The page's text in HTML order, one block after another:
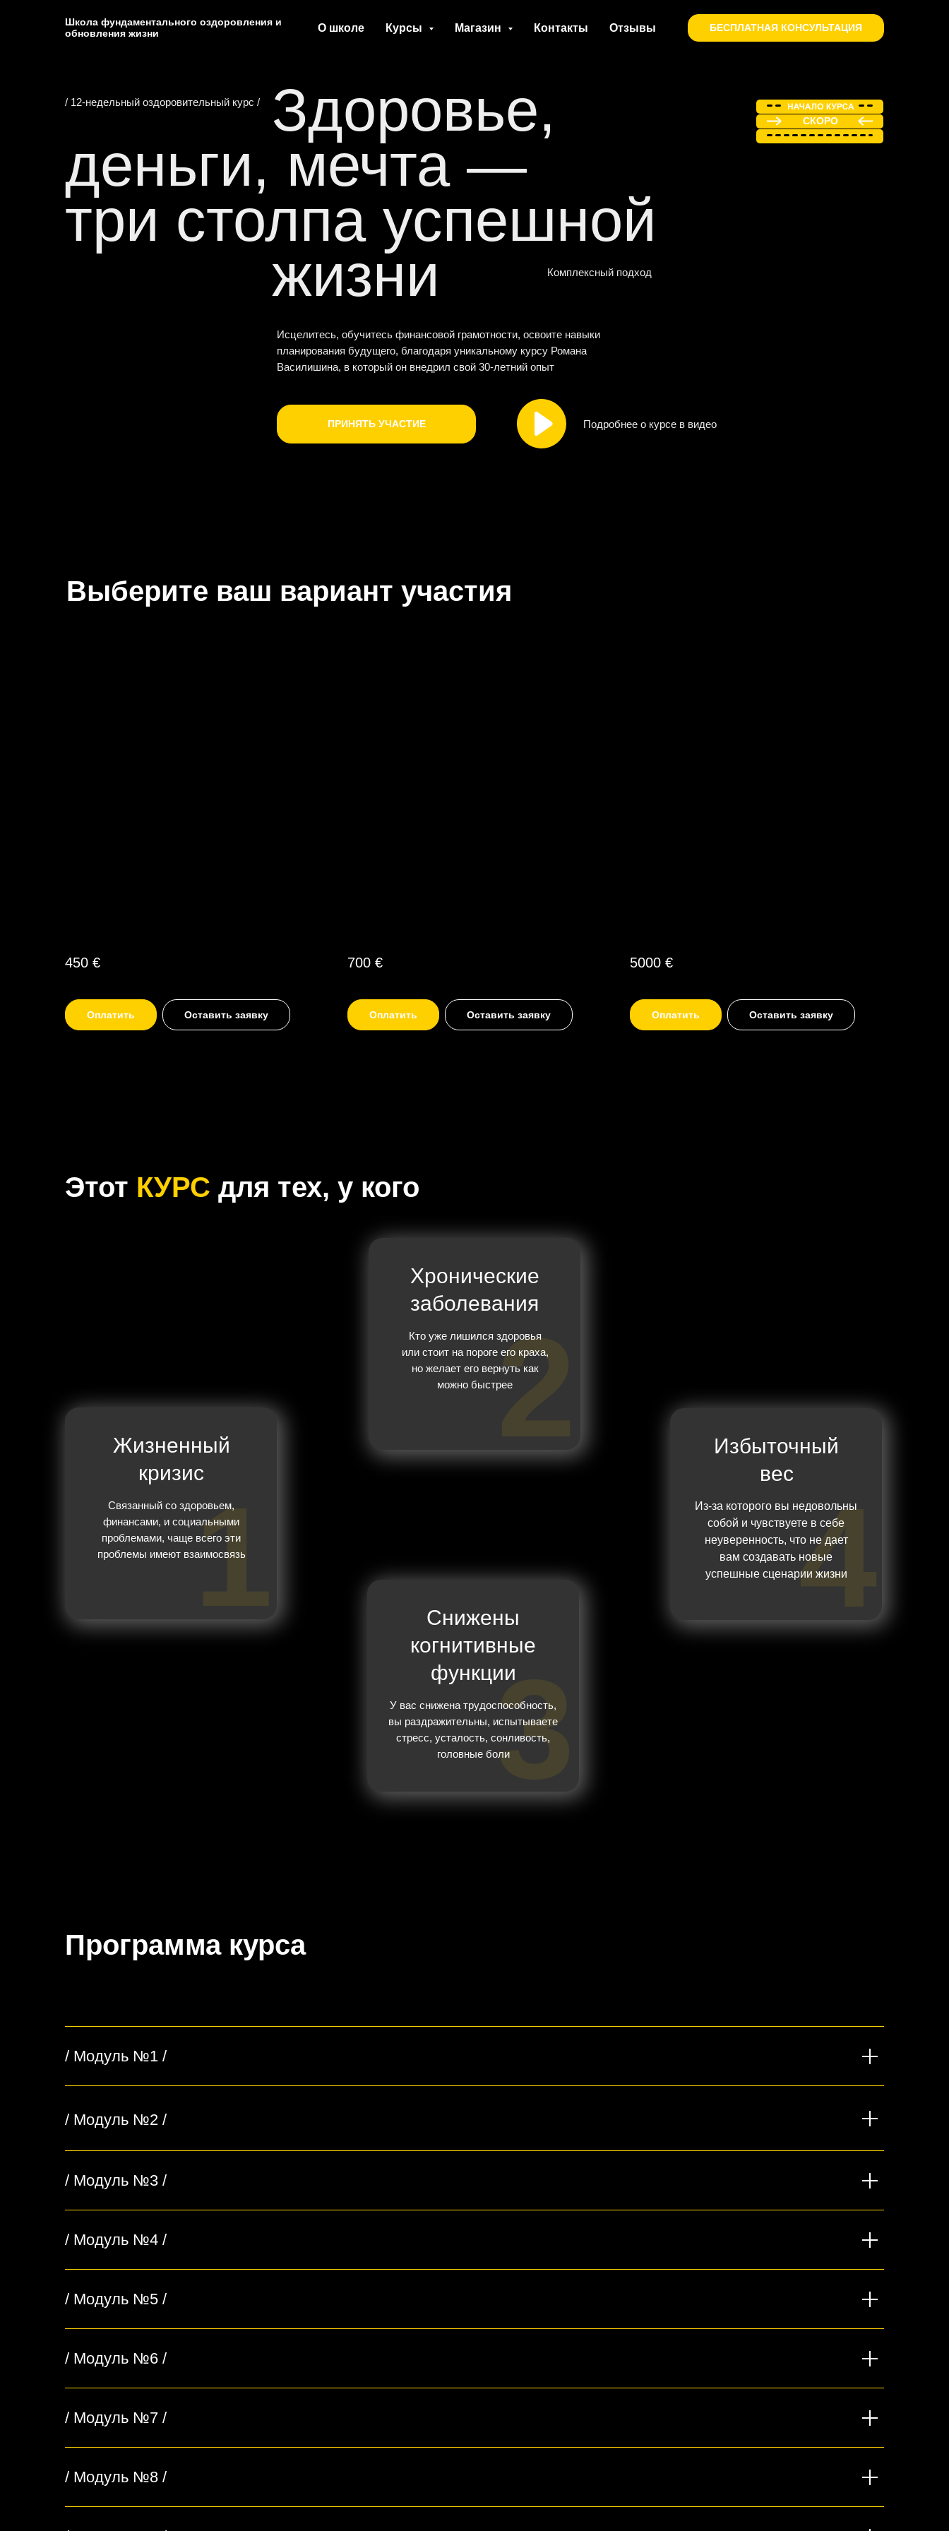
Школа фундаментального оздоровления и
обновления жизни
О школе Курсы Магазин Контакты Отзывы БЕСПЛАТНАЯ КОНСУЛЬТАЦИЯ
/ 12-недельный оздоровительный курс /
Здоровье,
деньги, мечта —
Исцелитесь, обучитесь финансовой грамотности, освоите навыки
планирования будущего, благодаря уникальному курсу Романа
Василишина, в который он внедрил свой 30-летний опыт
ПРИНЯТЬ УЧАСТИЕ
три столпа успешной
жизни
Комплексный подход
Подробнее о курсе в видео
СКОРО
Выберите ваш вариант участия
450 €
Оплатить Оставить заявку
700 €
Оплатить Оставить заявку
5000 €
Оплатить Оставить заявку
Этот КУРС для тех, у кого
1
Связанный со здоровьем,
финансами, и социальными
проблемами, чаще всего эти
проблемы имеют взаимосвязь
Жизненный
кризис
2
Кто уже лишился здоровья
или стоит на пороге его краха,
но желает его вернуть как
можно быстрее
Хронические
заболевания
3
Снижены
когнитивные
функции
У вас снижена трудоспособность,
вы раздражительны, испытываете
стресс, усталость, сонливость,
головные боли
4
Избыточный
вес
Из-за которого вы недовольны
собой и чувствуете в себе
неуверенность, что не дает
вам создавать новые
успешные сценарии жизни
Программа курса
/ Модуль №1 /
/ Модуль №2 /
/ Модуль №3 /
/ Модуль №4 /
/ Модуль №5 /
/ Модуль №6 /
/ Модуль №7 /
/ Модуль №8 /